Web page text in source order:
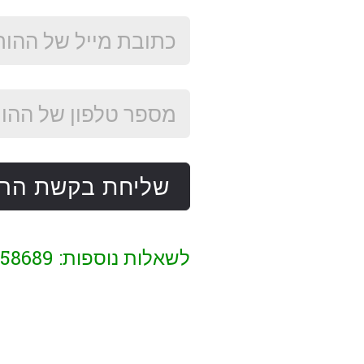
שליחת בקשת
לשאלות נוספות: 053-2458689 eshkar.com [שטרודל] sadna